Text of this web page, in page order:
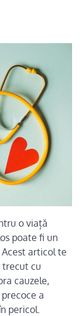
o viață
poate fi un
Acest articol te
trecut cu
cauzele,
a
pericol.